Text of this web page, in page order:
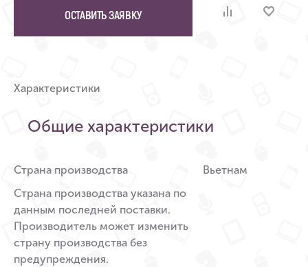
ОСТАВИТЬ ЗАЯВКУ
Характеристики
Общие характеристики
Страна производства
Страна производства указана по
данным последней поставки.
Производитель может изменить
страну производства без
предупреждения.
Вьетнам